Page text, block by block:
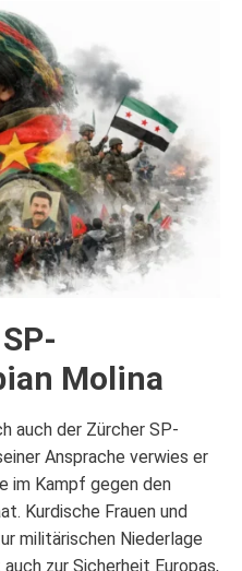
Molina
auch der Zürcher SP-
Ansprache verwies er
im Kampf gegen den
Kurdische Frauen und
militärischen Niederlage
zur Sicherheit Europas,